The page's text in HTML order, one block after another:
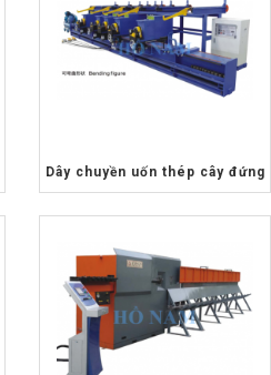
Dây chuyền uốn thép cây đứng